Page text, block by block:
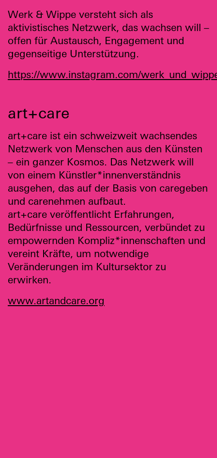
Werk & Wippe versteht sich als
aktivistisches Netzwerk, das wachsen will –
offen für Austausch, Engagement und
gegenseitige Unterstützung.
https://www.instagram.com/
art+care
art+care ist ein schweizweit wachsendes
Netzwerk von Menschen aus den Künsten
– ein ganzer Kosmos. Das Netzwerk will
von einem Künstler*innenverständnis
ausgehen, das auf der Basis von caregeben
und carenehmen aufbaut.
art+care veröffentlicht Erfahrungen,
Bedürfnisse und Ressourcen, verbündet zu
empowernden Kompliz*innenschaften und
vereint Kräfte, um notwendige
Veränderungen im Kultursektor zu
erwirken.
www.artandcare.org